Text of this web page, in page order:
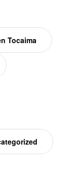
Tocaima